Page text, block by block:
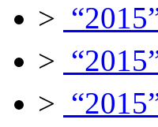
>
>
>